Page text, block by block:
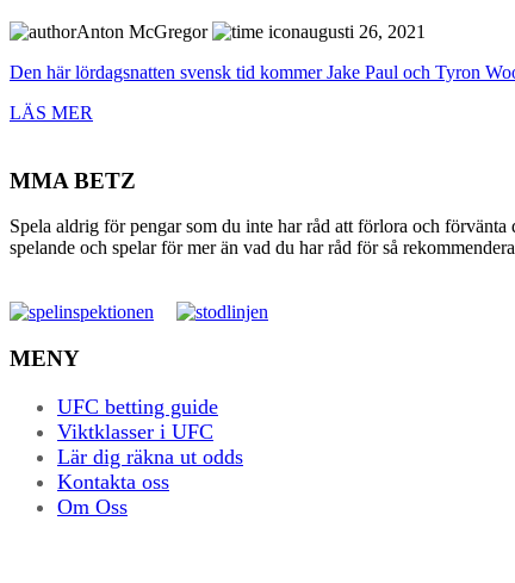
Anton McGregor
augusti 26, 2021
Den här lördagsnatten svensk tid kommer Jake Paul och Tyron
LÄS MER
MMA BETZ
Spela aldrig för pengar som du inte har råd att förlora och
spelande och spelar för mer än vad du har råd för så
MENY
UFC betting guide
Viktklasser i UFC
Lär dig räkna ut odds
Kontakta oss
Om Oss